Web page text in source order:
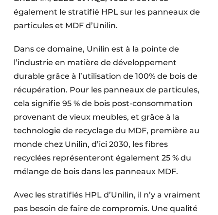
également le stratifié HPL sur les panneaux de
particules et MDF d’Unilin.
Dans ce domaine, Unilin est à la pointe de
l’industrie en matière de développement
durable grâce à l’utilisation de 100% de bois de
récupération. Pour les panneaux de particules,
cela signifie 95 % de bois post-consommation
provenant de vieux meubles, et grâce à la
technologie de recyclage du MDF, première au
monde chez Unilin, d’ici 2030, les fibres
recyclées représenteront également 25 % du
mélange de bois dans les panneaux MDF.
Avec les stratifiés HPL d’Unilin, il n’y a vraiment
pas besoin de faire de compromis. Une qualité